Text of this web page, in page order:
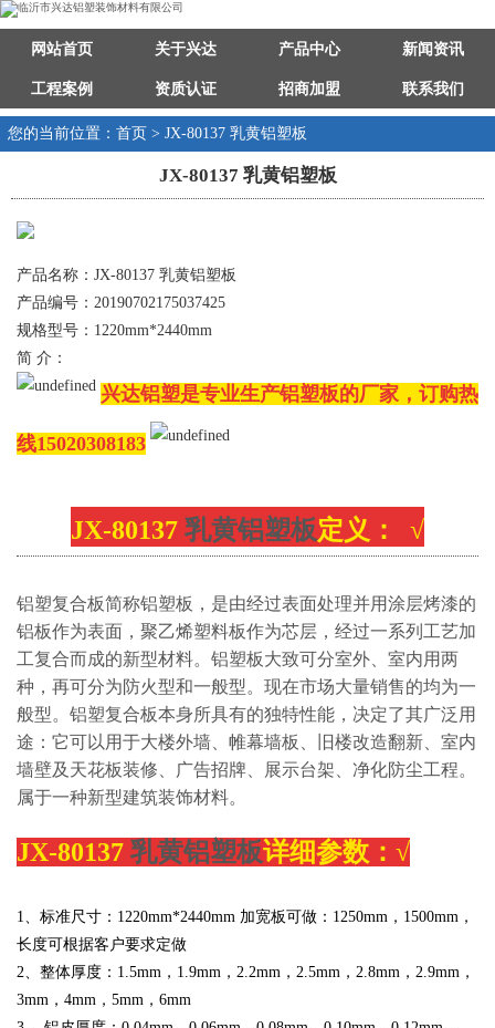
网站首页 关于兴达 产品中心 新闻资讯
工程案例 资质认证 招商加盟 联系我们
您的当前位置：首页 > JX-80137 乳黄铝塑板
JX-80137 乳黄铝塑板
产品名称：JX-80137 乳黄铝塑板
产品编号：20190702175037425
规格型号：1220mm*2440mm
简 介：
兴达铝塑是专业生产铝塑板的厂家，订购热
线15020308183
JX-80137 乳黄铝塑板定义： √
铝塑复合板简称铝塑板，是由经过表面处理并用涂层烤漆的
铝板作为表面，聚乙烯塑料板作为芯层，经过一系列工艺加
工复合而成的新型材料。铝塑板大致可分室外、室内用两
种，再可分为防火型和一般型。现在市场大量销售的均为一
般型。铝塑复合板本身所具有的独特性能，决定了其广泛用
途：它可以用于大楼外墙、帷幕墙板、旧楼改造翻新、室内
墙壁及天花板装修、广告招牌、展示台架、净化防尘工程。
属于一种新型建筑装饰材料。
JX-80137 乳黄铝塑板详细参数：√
1、标准尺寸： 1220mm*2440mm 加宽板可做： 1250mm，1500mm，
长度可根据客户要求定做
2、整体厚度：1.5mm， 1.9mm，2.2mm，2.5mm，2.8mm，2.9mm，
3mm，4mm，5mm，6mm